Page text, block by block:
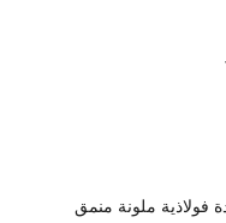
فولاذية ملونة منمق